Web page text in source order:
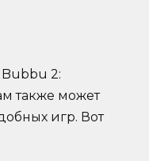
2:
также может
игр. Вот